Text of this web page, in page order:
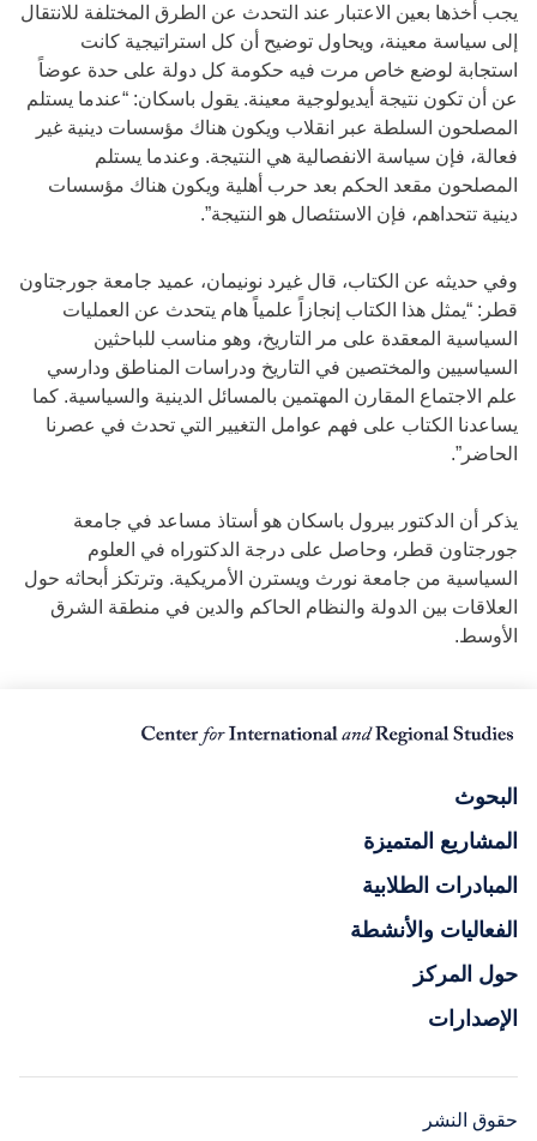
يجب أخذها بعين الاعتبار عند التحدث عن الطرق المختلفة للانتقال
إلى سياسة معينة، ويحاول توضيح أن كل استراتيجية كانت
استجابة لوضع خاص مرت فيه حكومة كل دولة على حدة عوضاً
عن أن تكون نتيجة أيديولوجية معينة. يقول باسكان: “عندما يستلم
المصلحون السلطة عبر انقلاب ويكون هناك مؤسسات دينية غير
فعالة، فإن سياسة الانفصالية هي النتيجة. وعندما يستلم
المصلحون مقعد الحكم بعد حرب أهلية ويكون هناك مؤسسات
دينية تتحداهم، فإن الاستئصال هو النتيجة”.
وفي حديثه عن الكتاب، قال غيرد نونيمان، عميد جامعة جورجتاون
قطر: “يمثل هذا الكتاب إنجازاً علمياً هام يتحدث عن العمليات
السياسية المعقدة على مر التاريخ، وهو مناسب للباحثين
السياسيين والمختصين في التاريخ ودراسات المناطق ودارسي
علم الاجتماع المقارن المهتمين بالمسائل الدينية والسياسية. كما
يساعدنا الكتاب على فهم عوامل التغيير التي تحدث في عصرنا
الحاضر”.
يذكر أن الدكتور بيرول باسكان هو أستاذ مساعد في جامعة
جورجتاون قطر، وحاصل على درجة الدكتوراه في العلوم
السياسية من جامعة نورث ويسترن الأمريكية. وترتكز أبحاثه حول
العلاقات بين الدولة والنظام الحاكم والدين في منطقة الشرق
الأوسط.
البحوث
المشاريع المتميزة
المبادرات الطلابية
الفعاليات والأنشطة
حول المركز
الإصدارات
حقوق النشر